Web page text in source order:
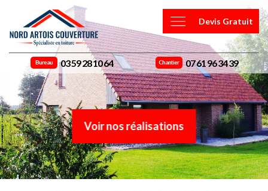
Devis Gratuit
Bureau 03 59 28 10 64 Chantier 07 61 96 34 39
Voir nos réalisations